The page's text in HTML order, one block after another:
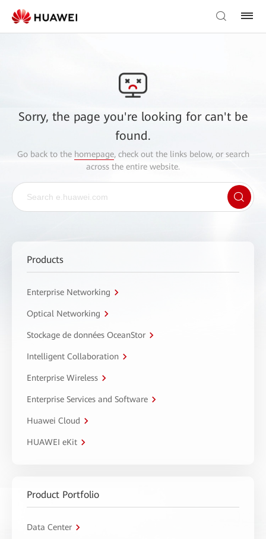
Sorry, the page you're looking for can't be
found.
Go back to the homepage, check out the links below, or search
across the entire website.
Products
Enterprise Networking
Optical Networking
Stockage de données OceanStor
Intelligent Collaboration
Enterprise Wireless
Enterprise Services and Software
Huawei Cloud
HUAWEI eKit
Product Portfolio
Data Center